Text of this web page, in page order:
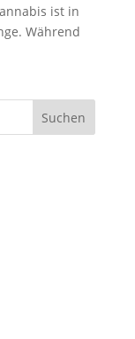
ist in
Während
Suchen